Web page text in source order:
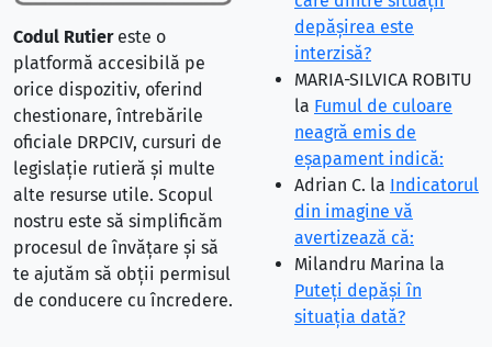
Codul Rutiereste o
platformă accesibilă pe
orice dispozitiv, oferind
chestionare, întrebările
oficiale DRPCIV, cursuri de
legislație rutieră și multe
alte resurse utile. Scopul
nostru este să simplificăm
procesul de învățare și să
te ajutăm să obții permisul
de conducere cu încredere.
depăşirea este
interzisă?
MARIA-SILVICA ROBITU
la Fumul de culoare
neagră emis de
eşapament indică:
Adrian C. la Indicatorul
din imagine vă
avertizează că:
Milandru Marina la
Puteţi depăşi în
situaţia dată?